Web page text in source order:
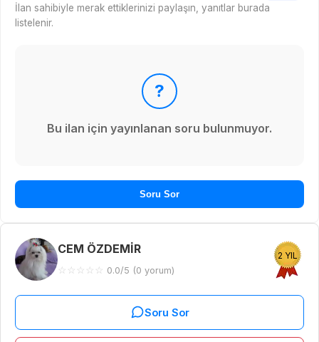
İlan sahibiyle merak ettiklerinizi paylaşın, yanıtlar burada
listelenir.
?
Bu ilan için yayınlanan soru bulunmuyor.
Soru Sor
CEM ÖZDEMİR
☆ ☆ ☆ ☆ ☆ 0.0/5 (0 yorum)
2 YIL
Soru Sor